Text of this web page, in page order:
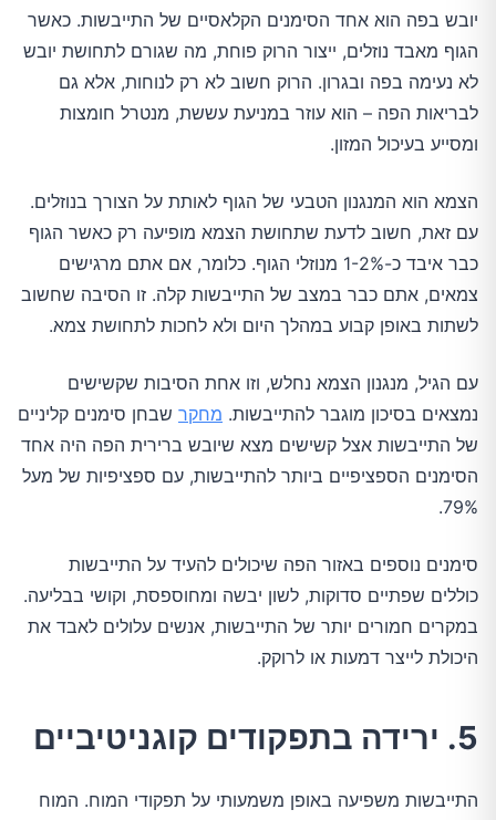
יובש בפה הוא אחד הסימנים הקלאסיים של התייבשות. כאשר
הגוף מאבד נוזלים, ייצור הרוק פוחת, מה שגורם לתחושת יובש
לא נעימה בפה ובגרון. הרוק חשוב לא רק לנוחות, אלא גם
לבריאות הפה – הוא עוזר במניעת עששת, מנטרל חומצות
ומסייע בעיכול המזון.
הצמא הוא המנגנון הטבעי של הגוף לאותת על הצורך בנוזלים.
עם זאת, חשוב לדעת שתחושת הצמא מופיעה רק כאשר הגוף
כבר איבד כ-1-2% מנוזלי הגוף. כלומר, אם אתם מרגישים
צמאים, אתם כבר במצב של התייבשות קלה. זו הסיבה שחשוב
לשתות באופן קבוע במהלך היום ולא לחכות לתחושת צמא.
עם הגיל, מנגנון הצמא נחלש, וזו אחת הסיבות שקשישים
נמצאים בסיכון מוגבר להתייבשות. מחקר שבחן סימנים קליניים
של התייבשות אצל קשישים מצא שיובש ברירית הפה היה אחד
הסימנים הספציפיים ביותר להתייבשות, עם ספציפיות של מעל
79%.
סימנים נוספים באזור הפה שיכולים להעיד על התייבשות
כוללים שפתיים סדוקות, לשון יבשה ומחוספסת, וקושי בבליעה.
במקרים חמורים יותר של התייבשות, אנשים עלולים לאבד את
היכולת לייצר דמעות או לרוקק.
5. ירידה בתפקודים קוגניטיביים
התייבשות משפיעה באופן משמעותי על תפקודי המוח. המוח